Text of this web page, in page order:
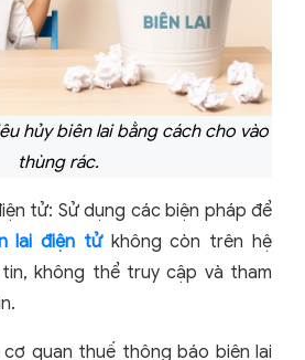
hủy biên lai bằng cách cho vào
thùng rác.
tử: Sử dụng các biện pháp để
lai điện tửkhông còn trên hệ
không thể truy cập và tham
quan thuế thông báo biên lai